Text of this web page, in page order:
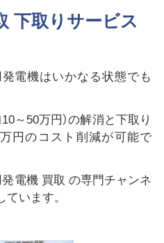
下取りサービス
電機はいかなる状態でも
～50万円）の解消と下取り
円のコスト削減が可能で
電機 買取 の専門チャンネ
います。